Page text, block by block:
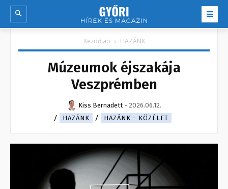
Kezdőlap HAZÁNK
Múzeumok éjszakája
Veszprémben
Kiss Bernadett - 2026.06.12.
HAZÁNK
HAZÁNK - KÖZÉLET